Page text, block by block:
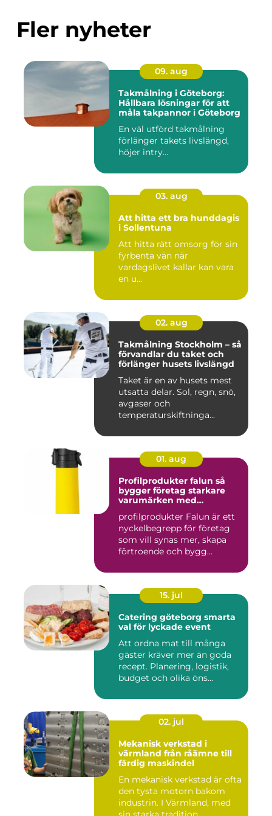
Fler nyheter
09. aug
Takmålning i Göteborg:
Hållbara lösningar för att
måla takpannor i Göteborg
En väl utförd takmålning
förlänger takets livslängd,
höjer intry...
03. aug
Att hitta ett bra hunddagis
i Sollentuna
Att hitta rätt omsorg för sin
fyrbenta vän när
vardagslivet kallar kan vara
en u...
02. aug
Takmålning Stockholm – så
förvandlar du taket och
förlänger husets livslängd
Taket är en av husets mest
utsatta delar. Sol, regn, snö,
avgaser och
temperaturskiftninga...
01. aug
Profilprodukter falun så
bygger företag starkare
varumärken med
profilprodukter Falun är ett
nyckelbegrepp för företag
som vill synas mer, skapa
förtroende och bygg...
15. jul
Catering göteborg smarta
val för lyckade event
Att ordna mat till många
gäster kräver mer än goda
recept. Planering, logistik,
budget och olika öns...
02. jul
Mekanisk verkstad i
värmland från råämne till
färdig maskindel
En mekanisk verkstad är ofta
den tysta motorn bakom
industrin. I Värmland, med